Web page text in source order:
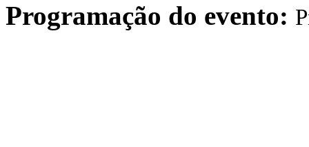
Programação do evento: